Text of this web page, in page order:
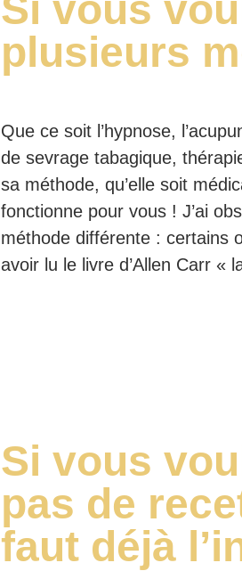
Si vous
plusieurs
Que ce soit l’hypnose,
de sevrage tabagique,
sa méthode, qu’elle soit
fonctionne pour vous ! J’ai
méthode différente : certains
avoir lu le livre d’Allen Carr «
Si vous
pas de
faut déjà